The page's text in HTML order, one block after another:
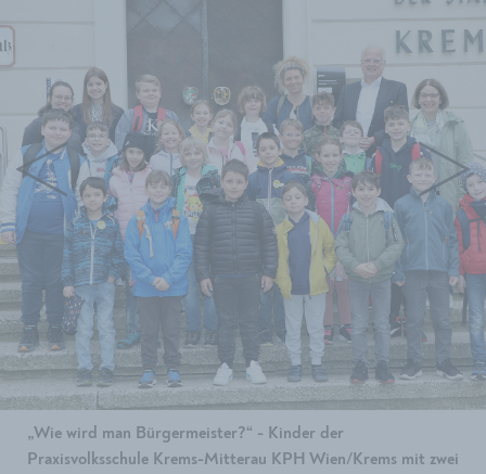
„Wie wird man Bürgermeister?“ - Kinder der
Praxisvolksschule Krems-Mitterau KPH Wien/Krems mit zwei